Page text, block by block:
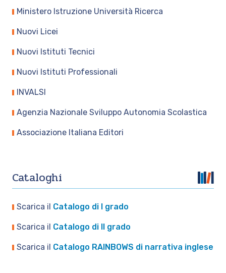
Ministero Istruzione Università Ricerca
Nuovi Licei
Nuovi Istituti Tecnici
Nuovi Istituti Professionali
INVALSI
Agenzia Nazionale Sviluppo Autonomia Scolastica
Associazione Italiana Editori
Cataloghi
Scarica il Catalogo di I grado
Scarica il Catalogo di II grado
Scarica il Catalogo RAINBOWS di narrativa inglese